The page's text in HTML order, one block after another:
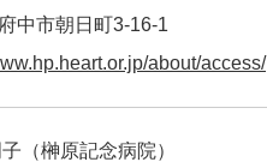
中市朝日町3-16-1
about/access/
（榊原記念病院）